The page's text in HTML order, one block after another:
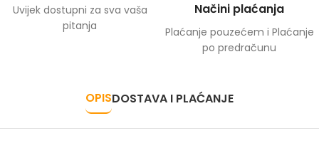
Uvijek dostupni za sva vaša
pitanja
Načini plaćanja
Plaćanje pouzećem i Plaćanje
po predračunu
OPISDOSTAVA I PLAĆANJE